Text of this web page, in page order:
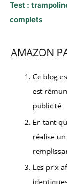
Test :
complets